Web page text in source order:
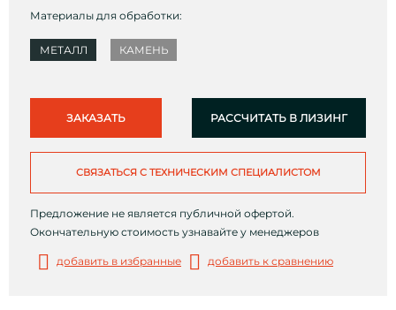
Материалы для обработки:
МЕТАЛЛ КАМЕНЬ
ЗАКАЗАТЬ РАССЧИТАТЬ В ЛИЗИНГ
СВЯЗАТЬСЯ С ТЕХНИЧЕСКИМ СПЕЦИАЛИСТОМ
Предложение не является публичной офертой.
Окончательную стоимость узнавайте у менеджеров
добавить в избранные добавить к сравнению